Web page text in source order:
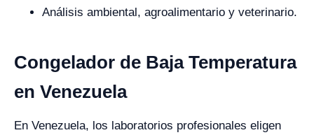
Análisis ambiental, agroalimentario y veterinario.
Congelador de Baja Temperatura
en Venezuela
En Venezuela, los laboratorios profesionales eligen